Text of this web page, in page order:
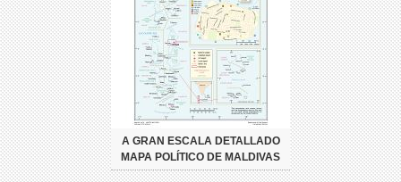
A GRAN ESCALA DETALLADO
MAPA POLÍTICO DE MALDIVAS